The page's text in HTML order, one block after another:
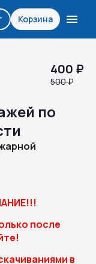
Корзина
по
после
в
400 ₽
500 ₽